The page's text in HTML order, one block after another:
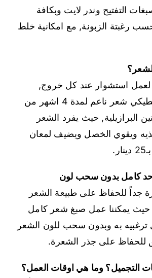
التفتيح وندر لايت وبكافة
رغبتة الزبونة, مع امكانية خلط
استشوار عند كل خروج,
بروتين الشعر يعطيكي شعر ناعم لمدة 4 اشهر من
البرازيلية, حيث يفرد الشعر
ويقوي الخصل ويضيف لمعان
كامل بدون سحب لون
جداً للحفاظ على طبيعة الشعر
حيث يمكننا عمل صبغ شعر كامل
ترغبيه به وبدون سحب للون الشعر
للحفاظ على جذر الشعرة.
التجميل؟ وما هي اوقات العمل؟